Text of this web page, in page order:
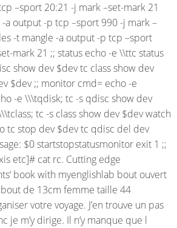
–sport 20:21 -j mark –set-mark 21
a output -p tcp –sport 990 -j mark –
-t mangle -a output -p tcp –sport
mark 21 ;; status echo -e \\ttc status
show dev $dev tc class show dev
$dev ;; monitor cmd= echo -e
-e \\\tqdisk; tc -s qdisc show dev
tc -s class show dev $dev watch
tc stop dev $dev tc qdisc del dev
$0 startstopstatusmonitor exit 1 ;;
etc]# cat rc. Cutting edge
book with myenglishlab bout ouvert
de 13cm femme taille 44
votre voyage. J’en trouve un pas
je m’y dirige. Il n’y manque que l